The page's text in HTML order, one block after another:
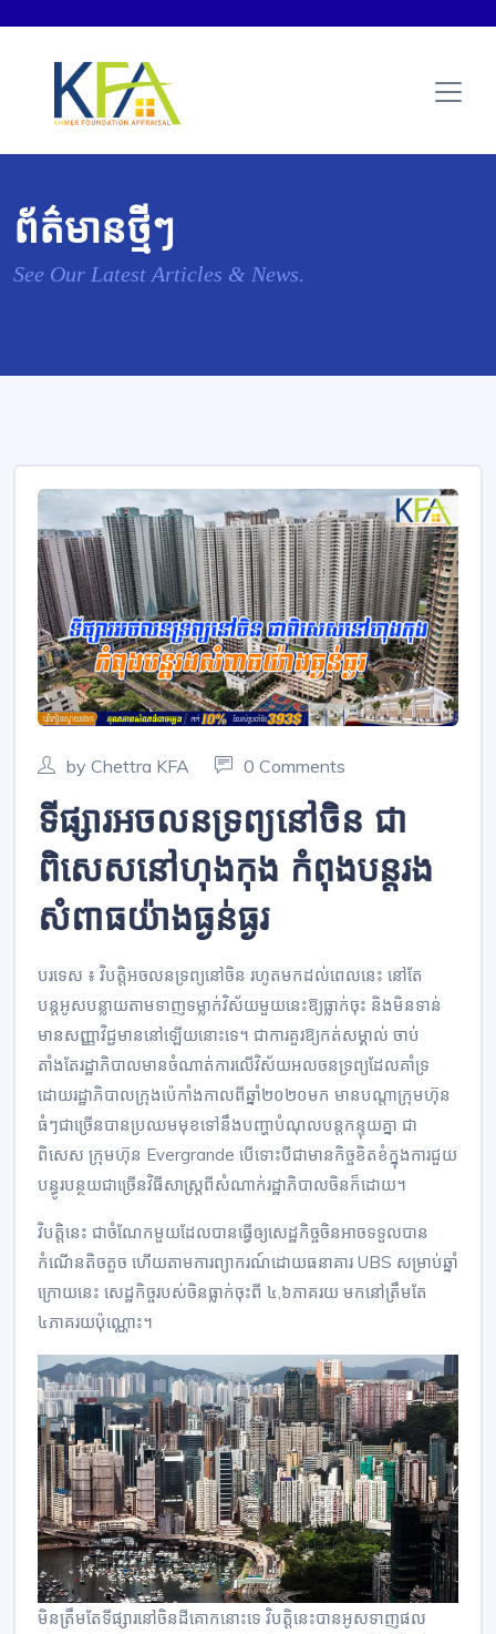
ព័ត៌មានថ្មីៗ
See Our Latest Articles & News.
by Chettra KFA 0 Comments
ទីផ្សារអចលនទ្រព្យនៅចិន ជា
ពិសេសនៅហុងកុង កំពុងបន្តរង
សំពាធយ៉ាងធ្ងន់ធ្ងរ
បរទេស ៖ វិបត្តិអចលនទ្រព្យនៅចិន រហូតមកដល់ពេលនេះ នៅតែ
បន្តអូសបន្លាយតាមទាញទម្លាក់វិស័យមួយនេះឱ្យធ្លាក់ចុះ និងមិនទាន់
មានសញ្ញាវិជ្ជមាននៅឡើយនោះទេ។ ជាការគួរឱ្យកត់សម្គាល់ ចាប់
តាំងតែរដ្ឋាភិបាលមានចំណាត់ការលើវិស័យអលចនទ្រព្យដែលគាំទ្រ
ដោយរដ្ឋាភិបាលក្រុងប៉េកាំងកាលពីឆ្នាំ២០២០មក មានបណ្តាក្រុមហ៊ុន
ធំៗជាច្រើនបានប្រឈមមុខទៅនឹងបញ្ហាបំណុលបន្តកន្ទុយគ្នា ជា
ពិសេស ក្រុមហ៊ុន Evergrande បើទោះបីជាមានកិច្ចខិតខំក្នុងការជួយ
បន្ធូរបន្ថយជាច្រើនវិធីសាស្ត្រពីសំណាក់រដ្ឋាភិបាលចិនក៏ដោយ។
វិបត្តិនេះ ជាចំណែកមួយដែលបានធ្វើឲ្យសេដ្ឋកិច្ចចិនអាចទទួលបាន
កំណើនតិចតួច ហើយតាមការព្យាករណ៍ដោយធនាគារ UBS សម្រាប់ឆ្នាំ
ក្រោយនេះ សេដ្ឋកិច្ចរបស់ចិនធ្លាក់ចុះពី ៤,៦ភាគរយ មកនៅត្រឹមតែ
៤ភាគរយប៉ុណ្ណោះ។
មិនត្រឹមតែទីផ្សារនៅចិនដីគោកនោះទេ វិបត្តិនេះបានអូសទាញផល